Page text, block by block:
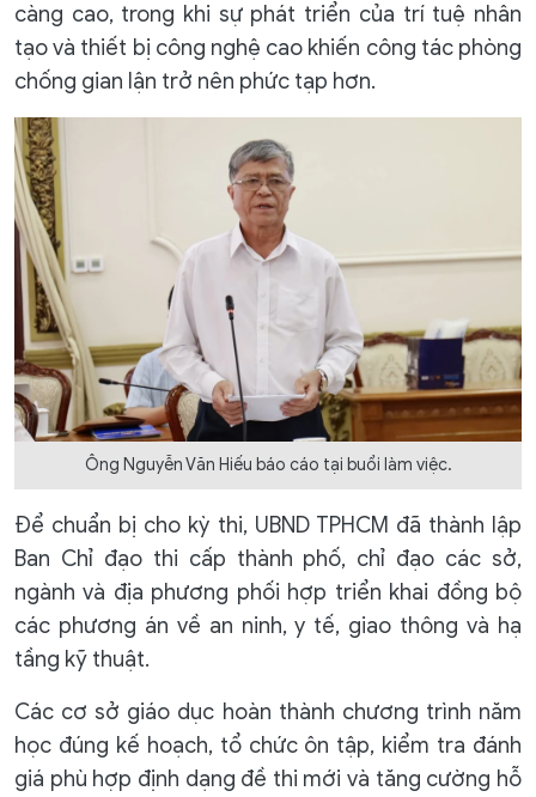
càng cao, trong khi sự phát triển của trí tuệ nhân
tạo và thiết bị công nghệ cao khiến công tác phòng
chống gian lận trở nên phức tạp hơn.
Ông Nguyễn Văn Hiếu báo cáo tại buổi làm việc.
Để chuẩn bị cho kỳ thi, UBND TPHCM đã thành lập
Ban Chỉ đạo thi cấp thành phố, chỉ đạo các sở,
ngành và địa phương phối hợp triển khai đồng bộ
các phương án về an ninh, y tế, giao thông và hạ
tầng kỹ thuật.
Các cơ sở giáo dục hoàn thành chương trình năm
học đúng kế hoạch, tổ chức ôn tập, kiểm tra đánh
giá phù hợp định dạng đề thi mới và tăng cường hỗ